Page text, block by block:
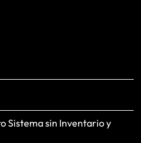
Sistema sin Inventario y